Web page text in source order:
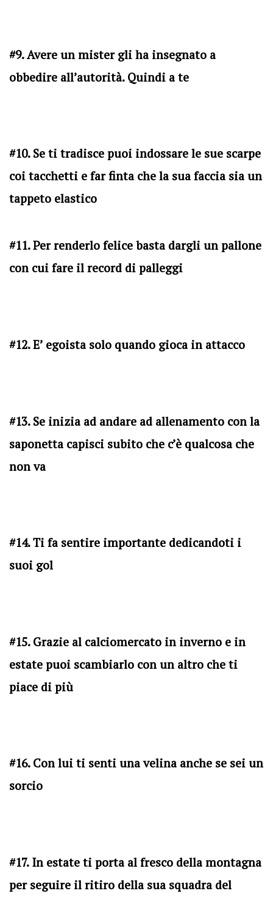
#9. Avere un mister gli ha insegnato a
obbedire all’autorità. Quindi a te
#10. Se ti tradisce puoi indossare le sue scarpe
coi tacchetti e far finta che la sua faccia sia un
tappeto elastico
#11. Per renderlo felice basta dargli un pallone
con cui fare il record di palleggi
#12. E’ egoista solo quando gioca in attacco
#13. Se inizia ad andare ad allenamento con la
saponetta capisci subito che c’è qualcosa che
non va
#14. Ti fa sentire importante dedicandoti i
suoi gol
#15. Grazie al calciomercato in inverno e in
estate puoi scambiarlo con un altro che ti
piace di più
#16. Con lui ti senti una velina anche se sei un
sorcio
#17. In estate ti porta al fresco della montagna
per seguire il ritiro della sua squadra del